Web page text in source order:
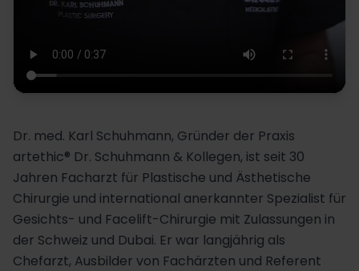
Dr. med. Karl Schuhmann, Gründer der Praxis
artethic® Dr. Schuhmann & Kollegen, ist seit 30
Jahren Facharzt für Plastische und Ästhetische
Chirurgie und international anerkannter Spezialist für
Gesichts- und Facelift-Chirurgie mit Zulassungen in
der Schweiz und Dubai. Er war langjährig als
Chefarzt, Ausbilder von Fachärzten und Referent